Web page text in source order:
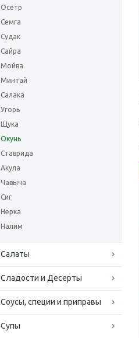
Осетр
Семга
Судак
Сайра
Мойва
Минтай
Салака
Угорь
Щука
Окунь
Ставрида
Акула
Чавыча
Сиг
Нерка
Налим
Салаты
Сладости и Десерты
Соусы, специи и приправы
Супы